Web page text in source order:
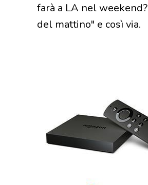
farà a LA nel
del mattino" e così via.